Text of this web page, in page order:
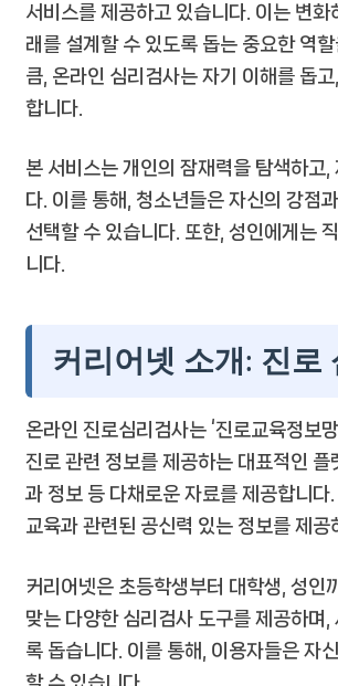
서비스를 제공하고 있습니다. 이는 변화
래를 설계할 수 있도록 돕는 중요한 역
큼, 온라인 심리검사는 자기 이해를 돕
합니다.
본 서비스는 개인의 잠재력을 탐색하고
다. 이를 통해, 청소년들은 자신의 강점
선택할 수 있습니다. 또한, 성인에게는
니다.
커리어넷 소개: 진로
온라인 진로심리검사는 ‘진로교육정보
진로 관련 정보를 제공하는 대표적인
과 정보 등 다채로운 자료를 제공합니
교육과 관련된 공신력 있는 정보를 제공
커리어넷은 초등학생부터 대학생, 성인
맞는 다양한 심리검사 도구를 제공하며
록 돕습니다. 이를 통해, 이용자들은 자